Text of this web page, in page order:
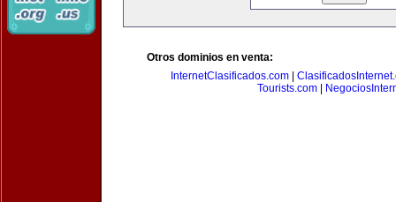
Otros dominios en venta:
InternetClasificados.com
Tourists.com